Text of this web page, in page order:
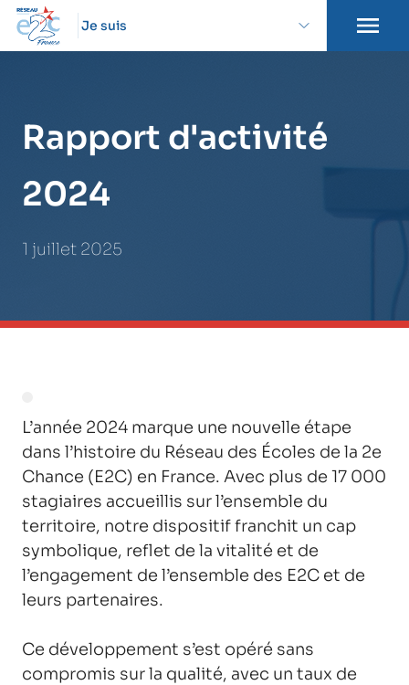
Je suis
Rapport d'activité
2024
1 juillet 2025
L’année 2024 marque une nouvelle étape
dans l’histoire du Réseau des Écoles de la 2e
Chance (E2C) en France. Avec plus de 17 000
stagiaires accueillis sur l’ensemble du
territoire, notre dispositif franchit un cap
symbolique, reflet de la vitalité et de
l’engagement de l’ensemble des E2C et de
leurs partenaires.
Ce développement s’est opéré sans
compromis sur la qualité, avec un taux de